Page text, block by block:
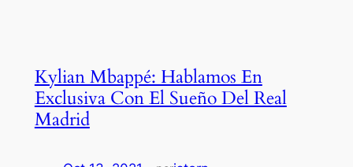
Kylian Mbappé: Hablamos En
Exclusiva Con El Sueño Del Real
Madrid